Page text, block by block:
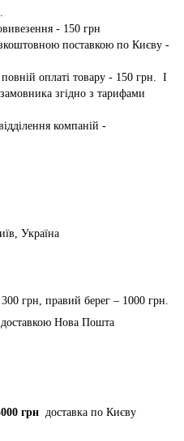
- 150 грн
поставкою по Києву -
оплаті товару - 150 грн. І
згідно з тарифами
компаній -
Україна
грн, правий берег – 1000 грн.
доставкою Нова Пошта
грн
доставка по Києву